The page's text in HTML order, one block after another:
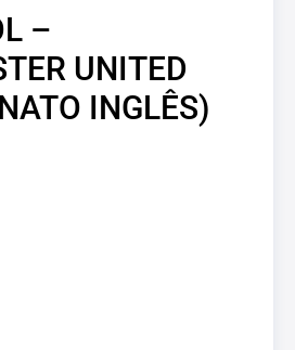
–
UNITED
INGLÊS)